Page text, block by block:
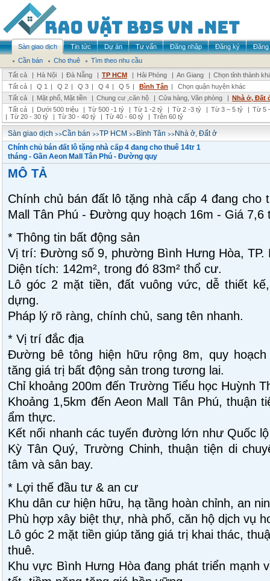
Sàn giao dịch Tin tức Dự án Tư vấn Đăng nhập Đăng ký
Đăng
Cần bán
Cho thuê
Tìm theo nhu cầu
Tất cả
| Hà Nội | Đà Nẵng | TP HCM | Hải Phòng | An Giang | Chọn tỉnh thành
Tất cả | Q 1 | Q 2 | Q 3 | Q 4 | Q 5 | Bình Tân |
Chọn quận huyện khác
Tất cả
| Mặt phố, Mặt tiền | Chung cư ,căn hộ | Cửa hàng, Văn phòng | Nhà ở, Đất
Tất cả
| Dưới 500 triệu | Từ 500 -1 tỷ | Từ 1 -2 tỷ | Từ 2 -3 tỷ | Từ 3 – 5 tỷ | Từ 5
| Từ 20 - 30 tỷ | Từ 30 - 40 tỷ | Từ 40 - 60 tỷ | Trên 60 tỷ
Sàn giao dịch >>Cần bán >>TP HCM >>Bình Tân >>Nhà ở, Đất ở
Chính chủ bán đất lô tặng nhà cấp 4 đang cho thuê 14tr 1
tháng - Gần Aeon Mall Tân Phú - Đường quy
MÔ TẢ
Chính chủ bán đất lô tặng nhà cấp 4 đang cho
Mall Tân Phú - Đường quy hoạch 16m - Giá 7,6
* Thông tin bất động sản
Vị trí: Đường số 9, phường Bình Hưng Hòa, TP.
Diện tích: 142m², trong đó 83m² thổ cư.
Lô góc 2 mặt tiền, đất vuông vức, dễ thiết
dựng.
Pháp lý rõ ràng, chính chủ, sang tên nhanh.
* Vị trí đắc địa
Đường bê tông hiện hữu rộng 8m, quy
tăng giá trị bất động sản trong tương lai.
Chỉ khoảng 200m đến Trường Tiểu học Huỳnh
Khoảng 1,5km đến Aeon Mall Tân Phú, thuận
ẩm thực.
Kết nối nhanh các tuyến đường lớn như Quốc
Kỳ Tân Quý, Trường Chinh, thuận tiện di
tâm và sân bay.
* Lợi thế đầu tư & an cư
Khu dân cư hiện hữu, hạ tầng hoàn chỉnh, an
Phù hợp xây biệt thự, nhà phố, căn hộ dịch vụ
Lô góc 2 mặt tiền giúp tăng giá trị khai thác,
thuê.
Khu vực Bình Hưng Hòa đang phát triển mạnh